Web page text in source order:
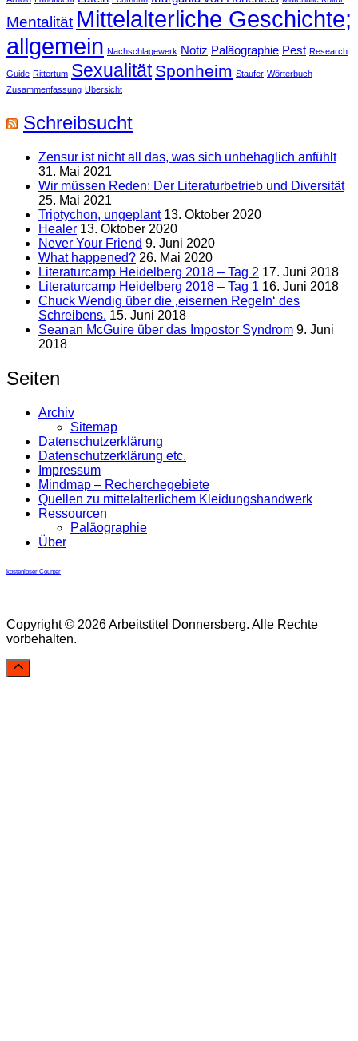
Mentalität Mittelalterliche Geschichte;
allgemein Nachschlagewerk Notiz Paläographie Pest Research
Guide Rittertum Sexualität Sponheim Staufer Wörterbuch
Zusammenfassung Übersicht
Schreibsucht
Zensur ist nicht all das, was sich unbehaglich anfühlt
31. Mai 2021
Wir müssen Reden: Der Literaturbetrieb und Diversität
25. Mai 2021
Triptychon, ungeplant 13. Oktober 2020
Healer 13. Oktober 2020
Never Your Friend 9. Juni 2020
What happened? 26. Mai 2020
Literaturcamp Heidelberg 2018 – Tag 2 17. Juni 2018
Literaturcamp Heidelberg 2018 – Tag 1 16. Juni 2018
Chuck Wendig über die ‚eisernen Regeln‘ des
Schreibens. 15. Juni 2018
Seanan McGuire über das Impostor Syndrom 9. Juni
2018
Seiten
Archiv
Sitemap
Datenschutzerklärung
Datenschutzerklärung etc.
Impressum
Mindmap – Recherchegebiete
Quellen zu mittelalterlichem Kleidungshandwerk
Ressourcen
Paläographie
Über
kostenloser Counter
Copyright © 2026 Arbeitstitel Donnersberg. Alle Rechte
vorbehalten.